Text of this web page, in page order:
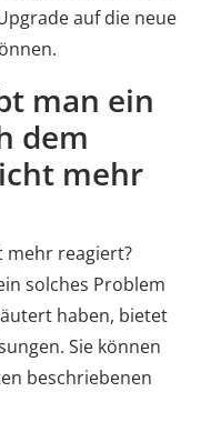
auf die neue
man ein
dem
mehr
mehr reagiert?
solches Problem
haben, bietet
Sie können
beschriebenen